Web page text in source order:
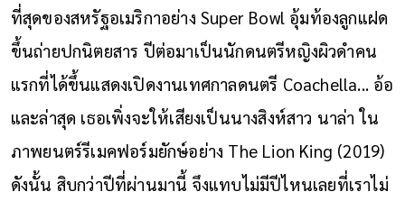
ที่สุดของสหรัฐอเมริกาอย่าง Super Bowl อุ้มท้องลูกแฝด
ขึ้นถ่ายปกนิตยสาร ปีต่อมาเป็นนักดนตรีหญิงผิวดำคน
แรกที่ได้ขึ้นแสดงเปิดงานเทศกาลดนตรี Coachella... อ้อ
และล่าสุด เธอเพิ่งจะให้เสียงเป็นนางสิงห์สาว นาล่า ใน
ภาพยนตร์รีเมคฟอร์มยักษ์อย่าง The Lion King (2019)
ดังนั้น สิบกว่าปีที่ผ่านมานี้ จึงแทบไม่มีปีไหนเลยที่เราไม่